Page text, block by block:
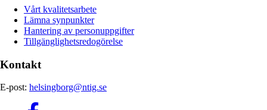
Vårt kvalitetsarbete
Lämna synpunkter
Hantering av personuppgifter
Tillgänglighetsredogörelse
Kontakt
E-post: helsingborg@ntig.se